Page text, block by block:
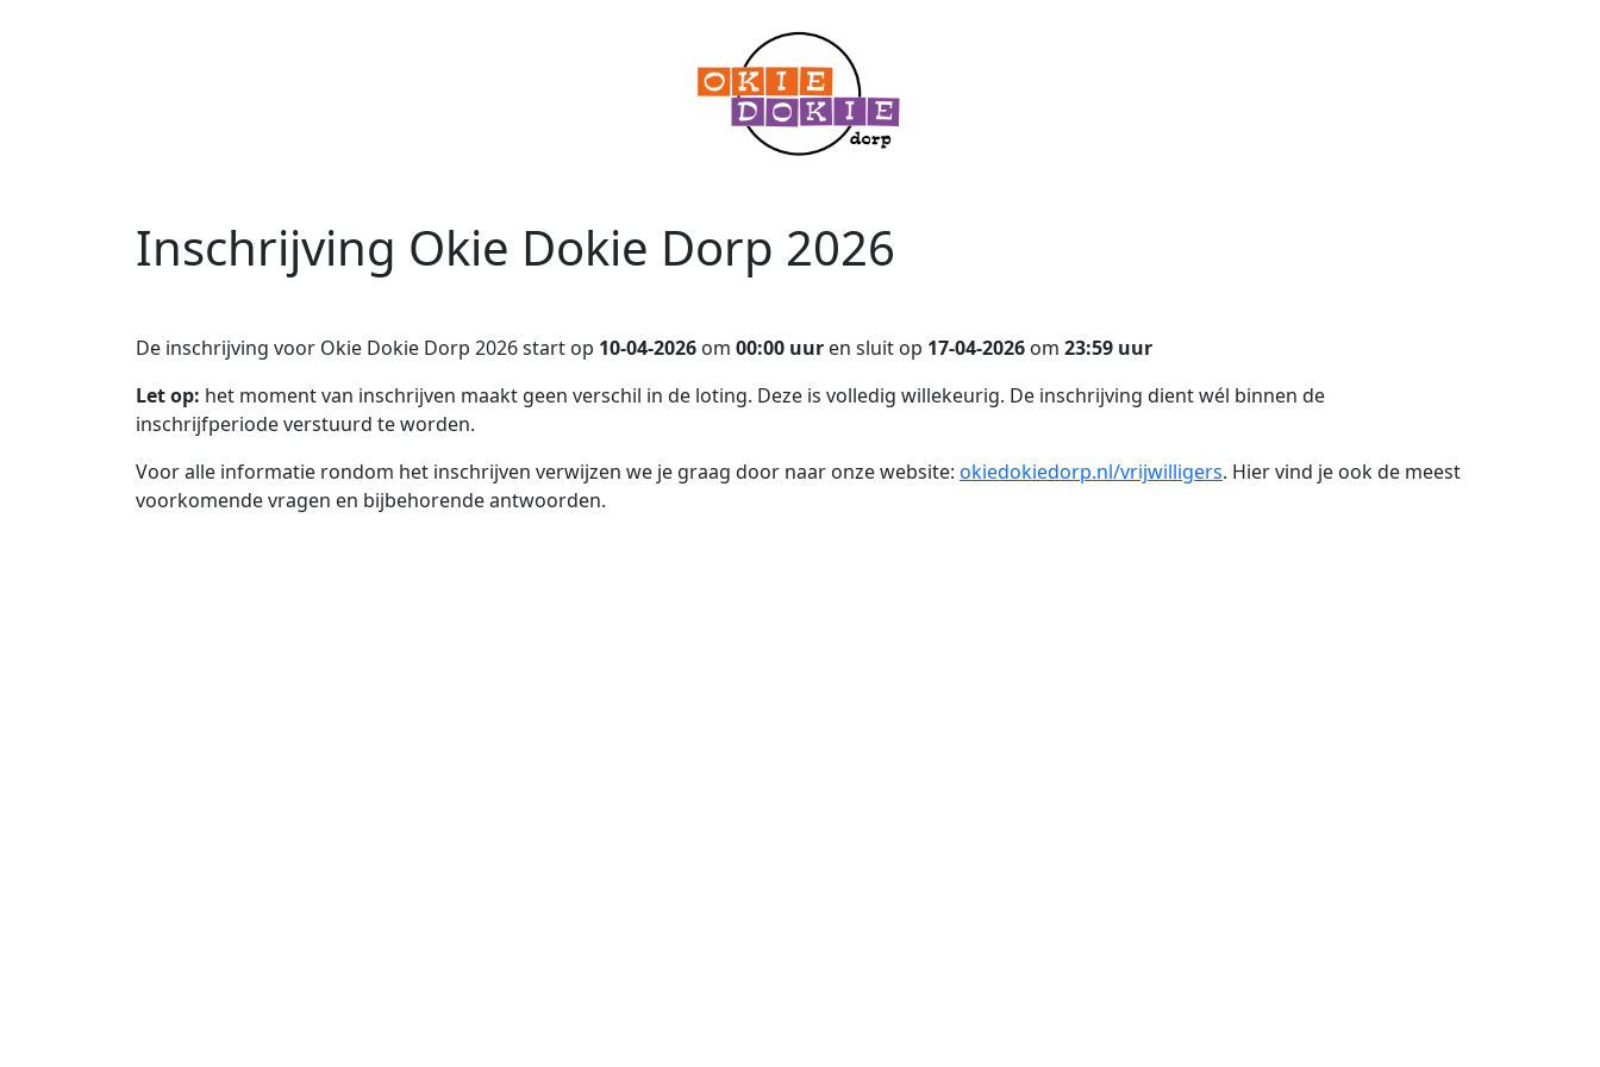
Inschrijving Okie Dokie Dorp 2026
De inschrijving voor Okie Dokie Dorp 2026 start op 10-04-2026 om 00:00 uur en sluit op 17-04-2026 om 23:59 uur
Let op: het moment van inschrijven maakt geen verschil in de loting. Deze is volledig willekeurig. De inschrijving dient wél binnen de
inschrijfperiode verstuurd te worden.
Voor alle informatie rondom het inschrijven verwijzen we je graag door naar onze website: okiedokiedorp.nl/vrijwilligers. Hier vind je ook de meest
voorkomende vragen en bijbehorende antwoorden.